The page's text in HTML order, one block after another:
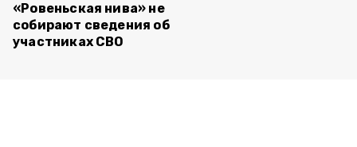
«Ровеньская нива» не
собирают сведения об
участниках СВО